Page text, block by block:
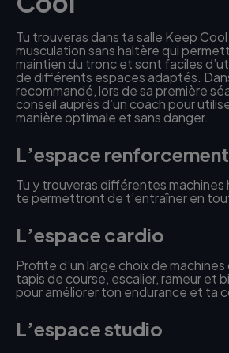
Tu trouveras dans ta salle Keep
musculation sans haltère qui
maintien du tronc et sont faciles
de différents espaces adaptés.
recommandé, lors de sa première
conseil auprès d’un coach pour
manière optimale et sans danger.
L’espace
Tu y trouveras différentes machines
te permettront de t’entraîner en
L’espace cardio
Profite d’un large choix de
tapis de course, escalier, rameur et
pour améliorer ton endurance et ta
L’espace studio